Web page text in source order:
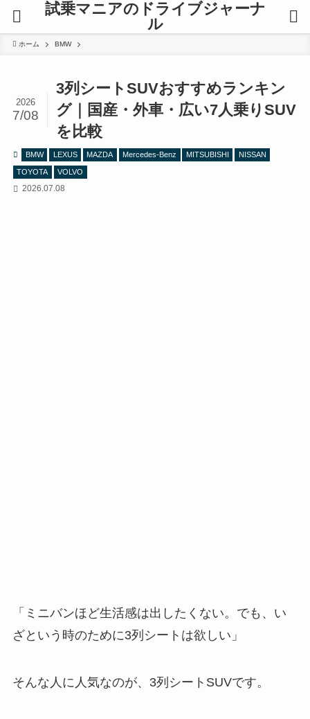
試乗マニアのドライブジャーナ
ル
ホーム BMW
3列シートSUVおすすめランキン
グ｜国産・外車・広い7人乗りSUV
を比較
2026
7/08
BMW LEXUS MAZDA Mercedes-Benz MITSUBISHI NISSAN
TOYOTA VOLVO
2026.07.08
「ミニバンほど生活感は出したくない。でも、い
ざという時のために3列シートは欲しい」
そんな人に人気なのが、3列シートSUVです。